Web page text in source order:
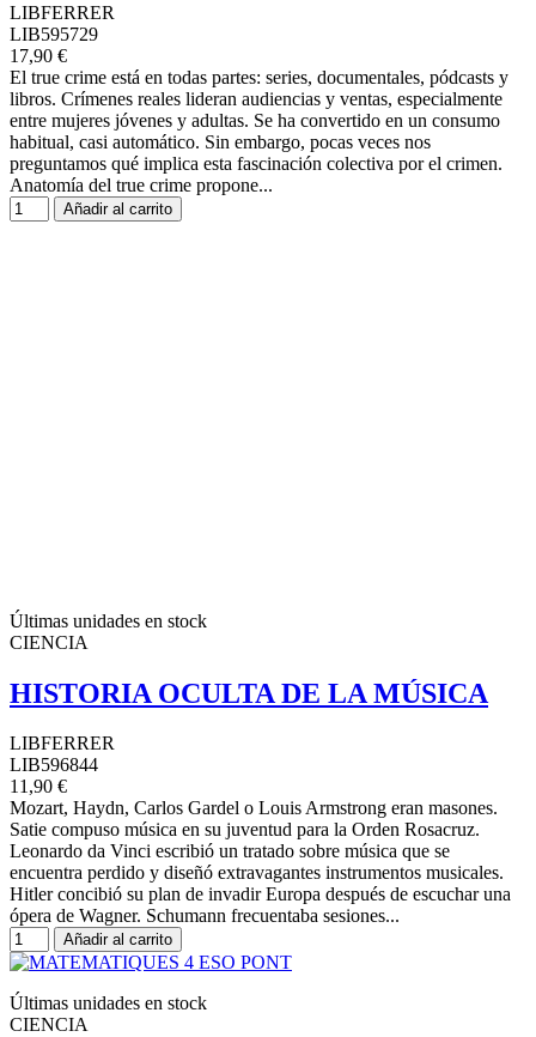
LIBFERRER
LIB595729
17,90 €
El true crime está en todas partes: series, documentales, pódcasts y
libros. Crímenes reales lideran audiencias y ventas, especialmente
entre mujeres jóvenes y adultas. Se ha convertido en un consumo
habitual, casi automático. Sin embargo, pocas veces nos
preguntamos qué implica esta fascinación colectiva por el crimen.
Anatomía del true crime propone...
Añadir al carrito
Últimas unidades en stock
CIENCIA
HISTORIA OCULTA DE LA MÚSICA
LIBFERRER
LIB596844
11,90 €
Mozart, Haydn, Carlos Gardel o Louis Armstrong eran masones.
Satie compuso música en su juventud para la Orden Rosacruz.
Leonardo da Vinci escribió un tratado sobre música que se
encuentra perdido y diseñó extravagantes instrumentos musicales.
Hitler concibió su plan de invadir Europa después de escuchar una
ópera de Wagner. Schumann frecuentaba sesiones...
Añadir al carrito
Últimas unidades en stock
CIENCIA